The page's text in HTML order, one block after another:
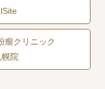
瘤クリニック
院